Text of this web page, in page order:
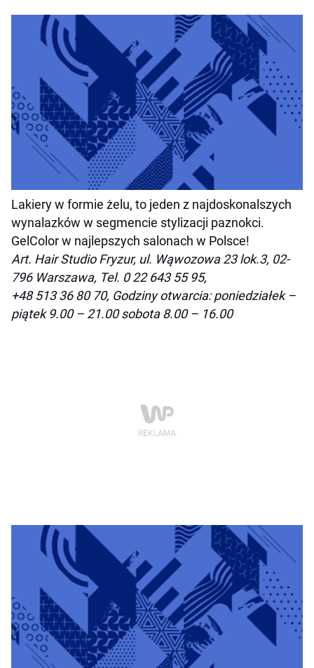
Lakiery w formie żelu, to jeden z najdoskonalszych
wynalazków w segmencie stylizacji paznokci.
GelColor w najlepszych salonach w Polsce!
Art. Hair Studio Fryzur, ul. Wąwozowa 23 lok.3, 02-
796 Warszawa, Tel. 0 22 643 55 95,
+48 513 36 80 70, Godziny otwarcia: poniedziałek –
piątek 9.00 – 21.00 sobota 8.00 – 16.00